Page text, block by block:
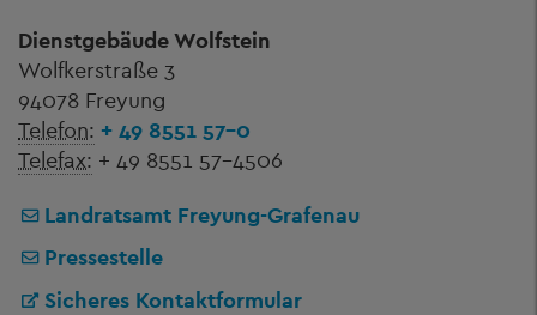
Dienstgebäude Wolfstein
Wolfkerstraße 3
94078 Freyung
Telefon: + 49 8551 57-0
Telefax: + 49 8551 57-4506
Landratsamt Freyung-Grafenau
Pressestelle
Sicheres Kontaktformular